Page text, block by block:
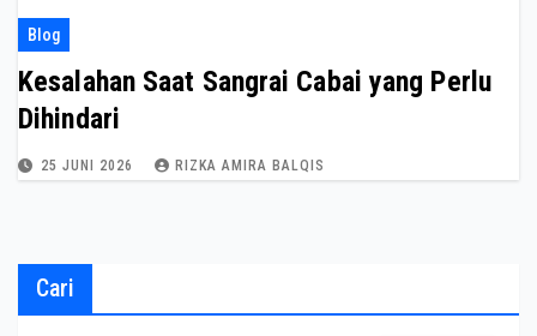
Blog
Kesalahan Saat Sangrai Cabai yang Perlu
Dihindari
25 JUNI 2026 RIZKA AMIRA BALQIS
Cari